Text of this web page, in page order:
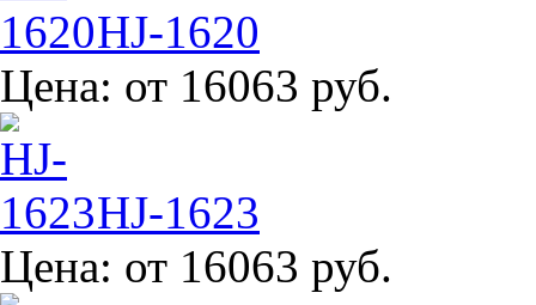
HJ-1620
Цена: от 16063 руб.
HJ-1623
Цена: от 16063 руб.